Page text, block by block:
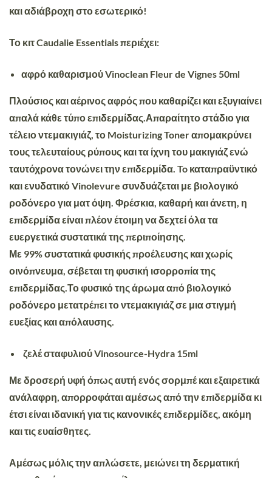
και αδιάβροχη στο εσωτερικό!
Το κιτ Caudalie Essentials περιέχει:
αφρό καθαρισμού Vinoclean Fleur de Vignes 50ml
Πλούσιος και αέρινος αφρός που καθαρίζει και εξυγιαίνει
απαλά κάθε τύπο επιδερμίδας.Απαραίτητο στάδιο για
τέλειο ντεμακιγιάζ, το Moisturizing Toner απομακρύνει
τους τελευταίους ρύπους και τα ίχνη του μακιγιάζ ενώ
ταυτόχρονα τονώνει την επιδερμίδα. To καταπραϋντικό
και ενυδατικό Vinolevure συνδυάζεται με βιολογικό
ροδόνερο για ματ όψη. Φρέσκια, καθαρή και άνετη, η
επιδερμίδα είναι πλέον έτοιμη να δεχτεί όλα τα
ευεργετικά συστατικά της περιποίησης.
Με 99% συστατικά φυσικής προέλευσης και χωρίς
οινόπνευμα, σέβεται τη φυσική ισορροπία της
επιδερμίδας.Το φυσικό της άρωμα από βιολογικό
ροδόνερο μετατρέπει το ντεμακιγιάζ σε μια στιγμή
ευεξίας και απόλαυσης.
ζελέ σταφυλιού Vinosource-Hydra 15ml
Με δροσερή υφή όπως αυτή ενός σορμπέ και εξαιρετικά
ανάλαφρη, απορροφάται αμέσως από την επιδερμίδα κι
έτσι είναι ιδανική για τις κανονικές επιδερμίδες, ακόμη
και τις ευαίσθητες.
Αμέσως μόλις την απλώσετε, μειώνει τη δερματική